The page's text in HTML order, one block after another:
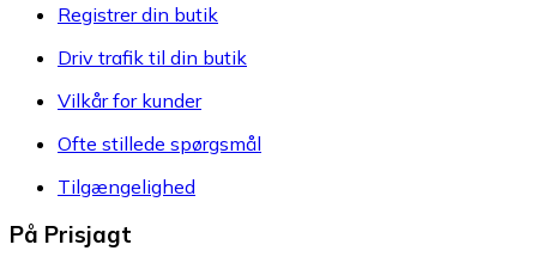
Registrer din butik
Driv trafik til din butik
Vilkår for kunder
Ofte stillede spørgsmål
Tilgængelighed
På Prisjagt